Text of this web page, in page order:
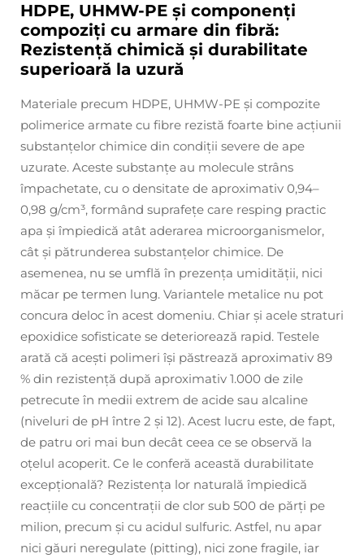
HDPE, UHMW-PE și componenți
compoziți cu armare din fibră:
Rezistență chimică și durabilitate
superioară la uzură
Materiale precum HDPE, UHMW-PE și compozite
polimerice armate cu fibre rezistă foarte bine acțiunii
substanțelor chimice din condiții severe de ape
uzurate. Aceste substanțe au molecule strâns
împachetate, cu o densitate de aproximativ 0,94–
0,98 g/cm³, formând suprafețe care resping practic
apa și împiedică atât aderarea microorganismelor,
cât și pătrunderea substanțelor chimice. De
asemenea, nu se umflă în prezența umidității, nici
măcar pe termen lung. Variantele metalice nu pot
concura deloc în acest domeniu. Chiar și acele straturi
epoxidice sofisticate se deteriorează rapid. Testele
arată că acești polimeri își păstrează aproximativ 89
% din rezistență după aproximativ 1.000 de zile
petrecute în medii extrem de acide sau alcaline
(niveluri de pH între 2 și 12). Acest lucru este, de fapt,
de patru ori mai bun decât ceea ce se observă la
oțelul acoperit. Ce le conferă această durabilitate
excepțională? Rezistența lor naturală împiedică
reacțiile cu concentrații de clor sub 500 de părți pe
milion, precum și cu acidul sulfuric. Astfel, nu apar
nici găuri neregulate (pitting), nici zone fragile, iar